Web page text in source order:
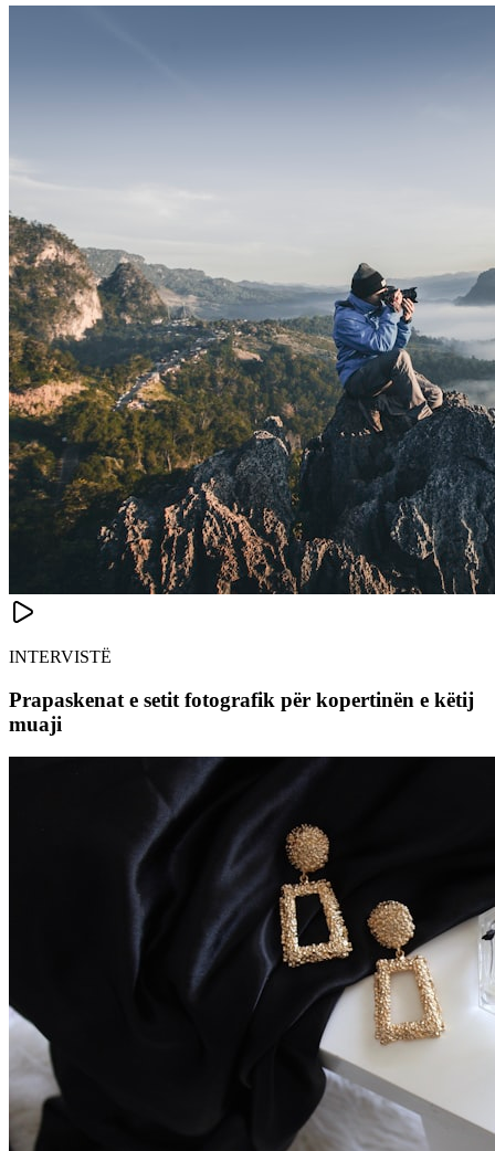
INTERVISTË
Prapaskenat e setit fotografik për kopertinën e këtij
muaji